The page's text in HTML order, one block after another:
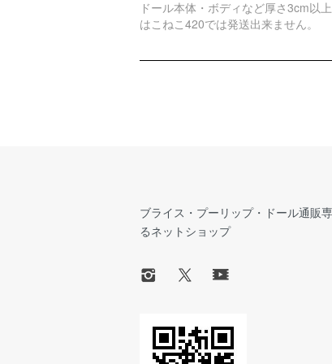
ドール本体・ボディなど厚さ3cm以
はこねこ420では発送出来ません。
ブライス・プーリップ・ドール通販
るネットショップ